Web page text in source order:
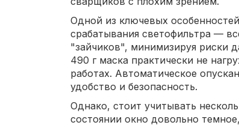
Одной из ключевых
срабатывания светофильтра —
"зайчиков", минимизируя риски
490 г маска практически не
работах. Автоматическое
удобство и безопасность.
Однако, стоит учитывать
состоянии окно довольно